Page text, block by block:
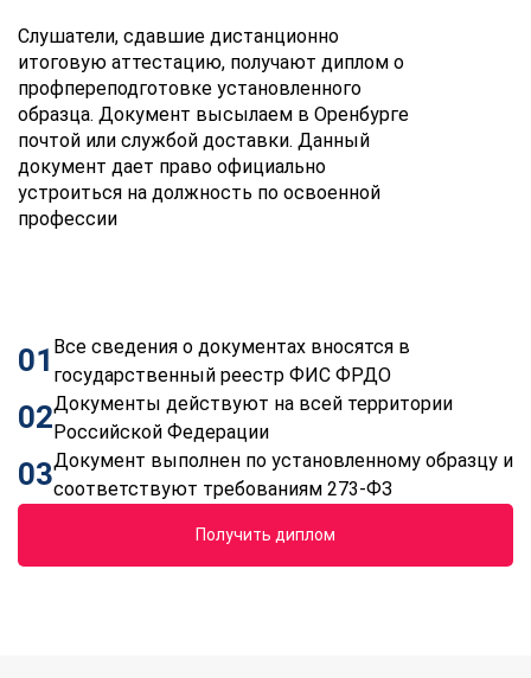
Слушатели, сдавшие дистанционно
итоговую аттестацию, получают диплом о
профпереподготовке установленного
образца. Документ высылаем в Оренбурге
почтой или службой доставки. Данный
документ дает право официально
устроиться на должность по освоенной
профессии
01 Все сведения о документах вносятся в
государственный реестр ФИС ФРДО
02Документы действуют на всей территории
Российской Федерации
03Документ выполнен по установленному образцу и
соответствуют требованиям 273-ФЗ
Получить диплом